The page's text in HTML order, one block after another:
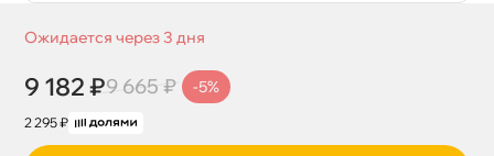
Ожидается через 3 дня
9 182 ₽9 665 ₽ -5%
2 295 ₽